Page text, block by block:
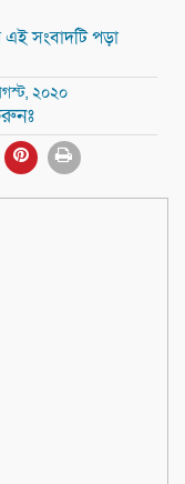
সংবাদটি পড়া
২০২০